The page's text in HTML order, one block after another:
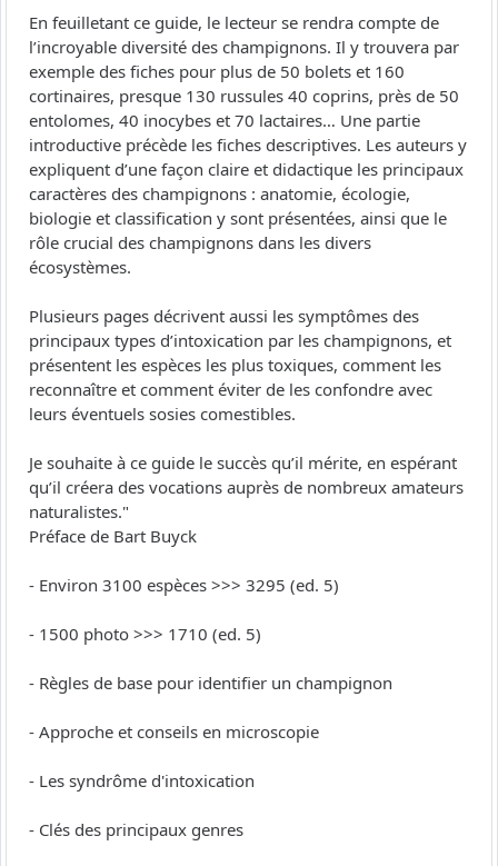
En feuilletant ce guide, le lecteur se rendra compte de
l’incroyable diversité des champignons. Il y trouvera par
exemple des fiches pour plus de 50 bolets et 160
cortinaires, presque 130 russules 40 coprins, près de 50
entolomes, 40 inocybes et 70 lactaires… Une partie
introductive précède les fiches descriptives. Les auteurs y
expliquent d’une façon claire et didactique les principaux
caractères des champignons : anatomie, écologie,
biologie et classification y sont présentées, ainsi que le
rôle crucial des champignons dans les divers
écosystèmes.
Plusieurs pages décrivent aussi les symptômes des
principaux types d’intoxication par les champignons, et
présentent les espèces les plus toxiques, comment les
reconnaître et comment éviter de les confondre avec
leurs éventuels sosies comestibles.
Je souhaite à ce guide le succès qu’il mérite, en espérant
qu’il créera des vocations auprès de nombreux amateurs
naturalistes."
Préface de Bart Buyck
- Environ 3100 espèces >>> 3295 (ed. 5)
- 1500 photo >>> 1710 (ed. 5)
- Règles de base pour identifier un champignon
- Approche et conseils en microscopie
- Les syndrôme d'intoxication
- Clés des principaux genres